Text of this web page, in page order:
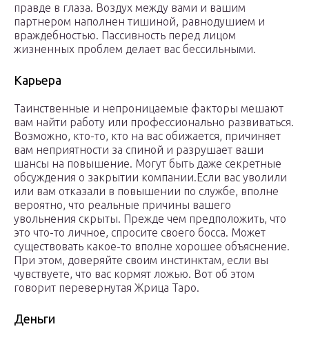
правде в глаза. Воздух между вами и вашим
партнером наполнен тишиной, равнодушием и
враждебностью. Пассивность перед лицом
жизненных проблем делает вас бессильными.
Карьера
Таинственные и непроницаемые факторы мешают
вам найти работу или профессионально развиваться.
Возможно, кто-то, кто на вас обижается, причиняет
вам неприятности за спиной и разрушает ваши
шансы на повышение. Могут быть даже секретные
обсуждения о закрытии компании.Если вас уволили
или вам отказали в повышении по службе, вполне
вероятно, что реальные причины вашего
увольнения скрыты. Прежде чем предположить, что
это что-то личное, спросите своего босса. Может
существовать какое-то вполне хорошее объяснение.
При этом, доверяйте своим инстинктам, если вы
чувствуете, что вас кормят ложью. Вот об этом
говорит перевернутая Жрица Таро.
Деньги